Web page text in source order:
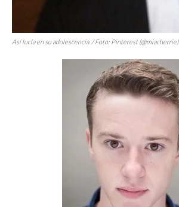
Así lucía en su adolescencia. / Foto: Pinterest (@miacherrie)